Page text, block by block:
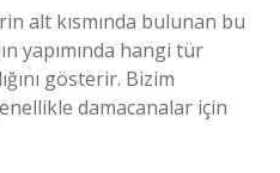
alt kısmında bulunan bu
yapımında hangi tür
gösterir. Bizim
damacanalar için